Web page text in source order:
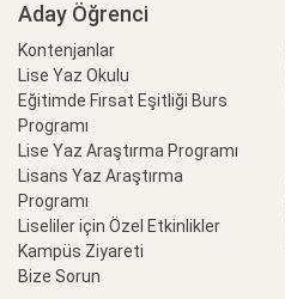
Aday Öğrenci
Kontenjanlar
Lise Yaz Okulu
Eğitimde Fırsat Eşitliği Burs
Programı
Lise Yaz Araştırma Programı
Lisans Yaz Araştırma
Programı
Liseliler için Özel Etkinlikler
Kampüs Ziyareti
Bize Sorun